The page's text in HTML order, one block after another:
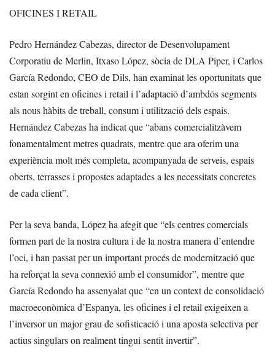
OFICINES I RETAIL
Pedro Hernández Cabezas, director de Desenvolupament
Corporatiu de Merlin, Itxaso López, sòcia de DLA Piper, i Carlos
García Redondo, CEO de Dils, han examinat les oportunitats que
estan sorgint en oficines i retail i l’adaptació d’ambdós segments
als nous hàbits de treball, consum i utilització dels espais.
Hernández Cabezas ha indicat que “abans comercialitzàvem
fonamentalment metres quadrats, mentre que ara oferim una
experiència molt més completa, acompanyada de serveis, espais
oberts, terrasses i propostes adaptades a les necessitats concretes
de cada client”.
Per la seva banda, López ha afegit que “els centres comercials
formen part de la nostra cultura i de la nostra manera d’entendre
l’oci, i han passat per un important procés de modernització que
ha reforçat la seva connexió amb el consumidor”, mentre que
García Redondo ha assenyalat que “en un context de consolidació
macroeconòmica d’Espanya, les oficines i el retail exigeixen a
l’inversor un major grau de sofisticació i una aposta selectiva per
actius singulars on realment tingui sentit invertir”.